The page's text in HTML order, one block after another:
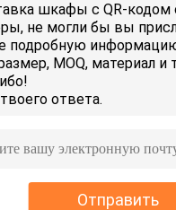
Отправить
Раскрывая размер может быть
отверстия двери размеров в
может контролировать до 300